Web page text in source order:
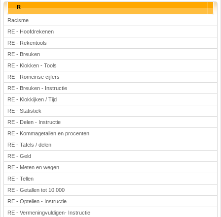
R
Racisme
RE - Hoofdrekenen
RE - Rekentools
RE - Breuken
RE - Klokken - Tools
RE - Romeinse cijfers
RE - Breuken - Instructie
RE - Klokkijken / Tijd
RE - Statistiek
RE - Delen - Instructie
RE - Kommagetallen en procenten
RE - Tafels / delen
RE - Geld
RE - Meten en wegen
RE - Tellen
RE - Getallen tot 10.000
RE - Optellen - Instructie
RE - Vermeningvuldigen- Instructie